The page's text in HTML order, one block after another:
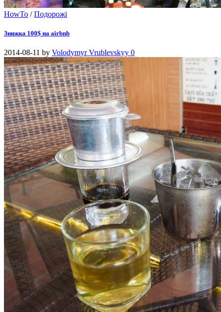
HowTo /Подорожі
Знижка 100$ на airbnb
2014-08-11 by Volodymyr Vrublevskyy 0